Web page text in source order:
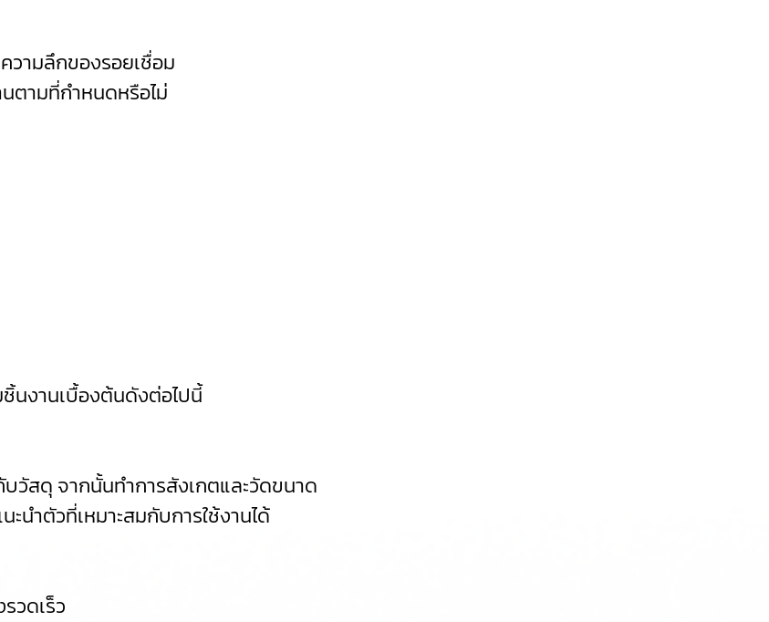
วามลึกของรอยเชื่อม
ตามที่กำหนดหรือไม่
นงานเบื้องต้นดังต่อไปนี้
วัสดุ จากนั้นทำการสังเกตและวัดขนาด
นำตัวที่เหมาะสมกับการใช้งานได้
วดเร็ว